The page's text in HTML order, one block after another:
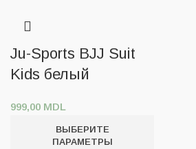
Ju-Sports BJJ Suit
Kids белый
999,00 MDL
ВЫБЕРИТЕ
ПАРАМЕТРЫ